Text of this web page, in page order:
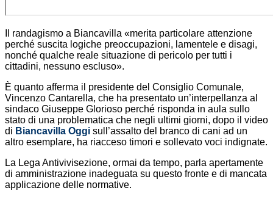
Il randagismo a Biancavilla «merita particolare attenzione
perché suscita logiche preoccupazioni, lamentele e disagi,
nonché qualche reale situazione di pericolo per tutti i
cittadini, nessuno escluso».
È quanto afferma il presidente del Consiglio Comunale,
Vincenzo Cantarella, che ha presentato un’interpellanza al
sindaco Giuseppe Glorioso perché risponda in aula sullo
stato di una problematica che negli ultimi giorni, dopo il video
di Biancavilla Oggi sull’assalto del branco di cani ad un
altro esemplare, ha riacceso timori e sollevato voci indignate.
La Lega Antivivisezione, ormai da tempo, parla apertamente
di amministrazione inadeguata su questo fronte e di mancata
applicazione delle normative.